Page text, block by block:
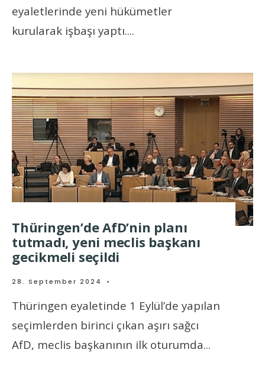
eyaletlerinde yeni hükümetler
kurularak işbaşı yaptı....
Thüringen’de AfD’nin planı
tutmadı, yeni meclis başkanı
gecikmeli seçildi
28. September 2024 •
Thüringen eyaletinde 1 Eylül’de yapılan
seçimlerden birinci çıkan aşırı sağcı
AfD, meclis başkanının ilk oturumda...